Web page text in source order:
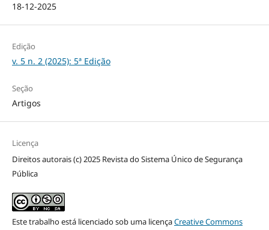
18-12-2025
Edição
v. 5 n. 2 (2025): 5ª Edição
Seção
Artigos
Licença
Direitos autorais (c) 2025 Revista do Sistema Único de Segurança
Pública
Este trabalho está licenciado sob uma licençaCreative Commons